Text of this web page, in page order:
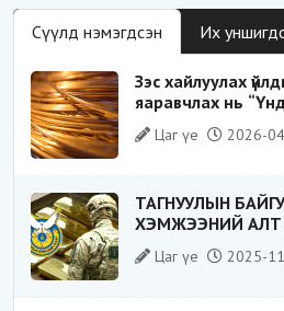
Сүүлд нэмэгдсэн Их
Зэс хайлуулах
яаравчлах нь
байдал“-д
Цаг үе 2026-
ТАГНУУЛЫН
ХЭМЖЭЭНИЙ АЛТ
ХИЛЭЭР ГАРГАХ
ҮЙЛДЛИЙГ
Цаг үе 2025-